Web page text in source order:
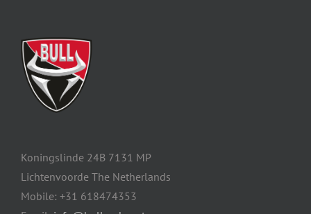
Koningslinde 24B 7131 MP
Lichtenvoorde The Netherlands
Mobile: +31 618474353